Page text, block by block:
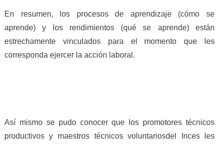
En resumen, los procesos de aprendizaje (cómo se
aprende) y los rendimientos (qué se aprende) están
estrechamente vinculados para el momento que les
corresponda ejercer la acción laboral.
Así mismo se pudo conocer que los promotores técnicos
productivos y maestros técnicos voluntariosdel Inces les